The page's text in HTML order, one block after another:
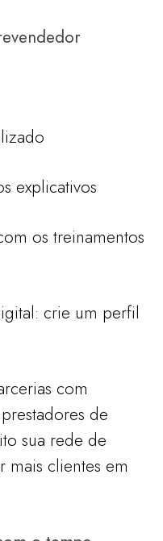
explicativos
os treinamentos
crie um perfil
com
de
sua rede de
mais clientes em